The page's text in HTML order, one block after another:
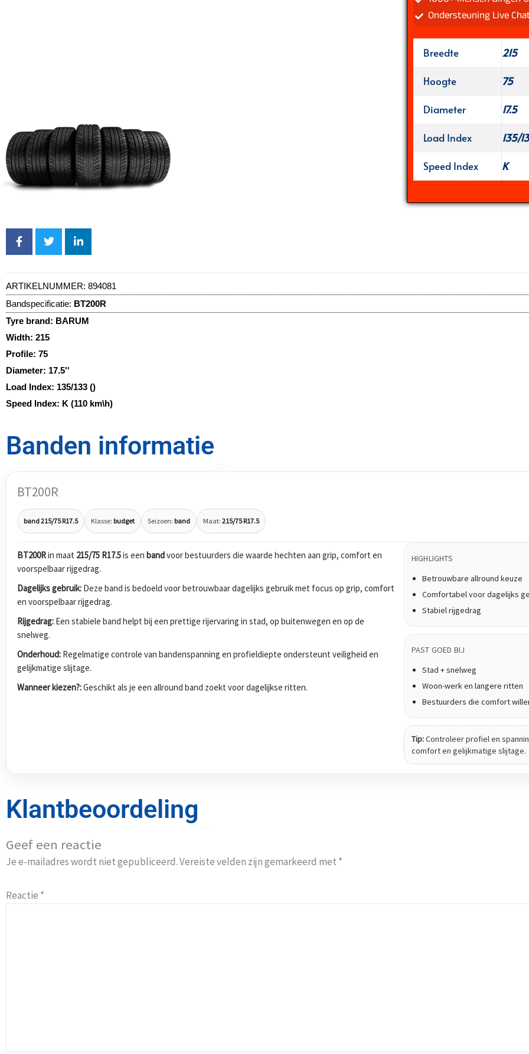
Ondersteuning Live
Breedte
215
Hoogte
75
Diameter
17.5
Load Index
135/
Speed Index
K
ARTIKELNUMMER: 894081
Bandspecificatie: BT200R
Tyre brand: BARUM
Width: 215
Profile: 75
Diameter: 17.5''
Load Index: 135/133 ()
Speed Index: K (110 km\h)
Banden informatie
BT200R
band 215/75 R17.5 Klasse: budget Seizoen: band Maat: 215/75 R17.5
BT200Rin maat 215/75 R17.5is een bandvoor bestuurders die waarde hechten aan grip, comfort en
voorspelbaar rijgedrag.
Dagelijks gebruik: Deze band is bedoeld voor betrouwbaar dagelijks gebruik met focus op grip, comfort
en voorspelbaar rijgedrag.
Rijgedrag: Een stabiele band helpt bij een prettige rijervaring in stad, op buitenwegen en op de
snelweg.
Onderhoud: Regelmatige controle van bandenspanning en profieldiepte ondersteunt veiligheid en
gelijkmatige slijtage.
Wanneer kiezen?:Geschikt als je een allround band zoekt voor dagelijkse ritten.
HIGHLIGHTS
Betrouwbare allround keuze
Comfortabel voor dagelijks
Stabiel rijgedrag
PAST GOED BIJ
Stad + snelweg
Woon-werk en langere ritten
Bestuurders die comfort
Tip:Controleer profiel en
comfort en gelijkmatige slijtage.
Klantbeoordeling
Geef een reactie
Je e-mailadres wordt niet gepubliceerd.Vereiste velden zijn gemarkeerd met *
Reactie *